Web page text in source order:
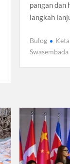
pangan dan
langkah
Bulog
Swasembada